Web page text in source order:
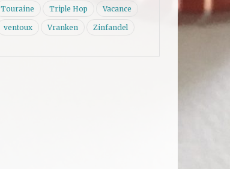
Touraine Triple Hop Vacance
ventoux Vranken Zinfandel